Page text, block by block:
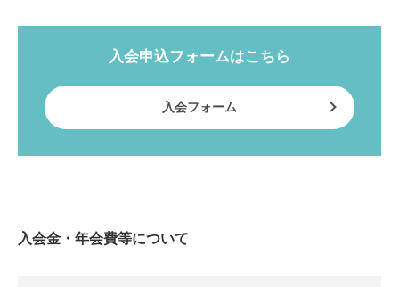
入会申込フォームはこちら
入会フォーム
入会金・年会費等について